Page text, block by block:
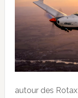
autour des